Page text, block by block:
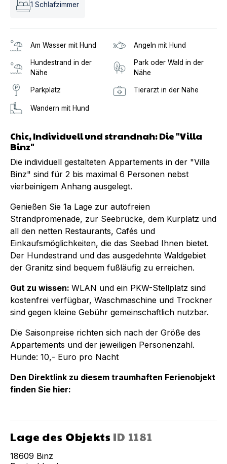
1 Schlafzimmer
Am Wasser mit Hund Angeln mit Hund
Hundestrand in der
Nähe
Park oder Wald in der
Nähe
Parkplatz Tierarzt in der Nähe
Wandern mit Hund
Chic, Individuell und strandnah: Die "Villa
Binz"
Die individuell gestalteten Appartements in der "Villa
Binz" sind für 2 bis maximal 6 Personen nebst
vierbeinigem Anhang ausgelegt.
Genießen Sie 1a Lage zur autofreien
Strandpromenade, zur Seebrücke, dem Kurplatz und
all den netten Restaurants, Cafés und
Einkaufsmöglichkeiten, die das Seebad Ihnen bietet.
Der Hundestrand und das ausgedehnte Waldgebiet
der Granitz sind bequem fußläufig zu erreichen.
Gut zu wissen: WLAN und ein PKW-Stellplatz sind
kostenfrei verfügbar, Waschmaschine und Trockner
sind gegen kleine Gebühr gemeinschaftlich nutzbar.
Die Saisonpreise richten sich nach der Größe des
Appartements und der jeweiligen Personenzahl.
Hunde: 10,- Euro pro Nacht
Den Direktlink zu diesem traumhaften Ferienobjekt
finden Sie hier:
Lage des Objekts ID 1181
18609 Binz